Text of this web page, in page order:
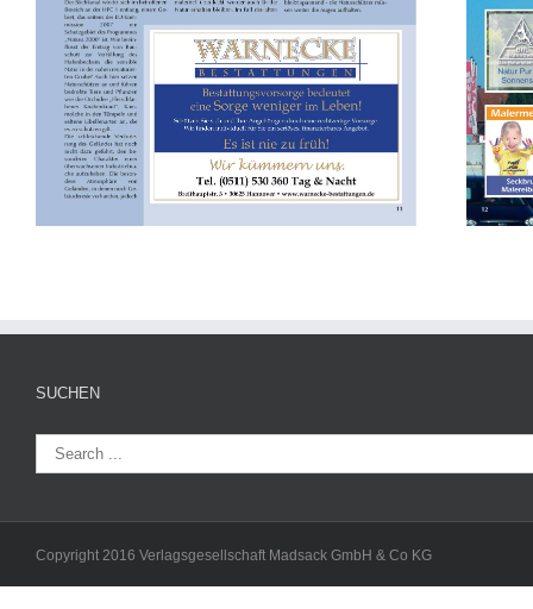
SUCHEN
Copyright 2016 Verlagsgesellschaft Madsack GmbH & Co KG